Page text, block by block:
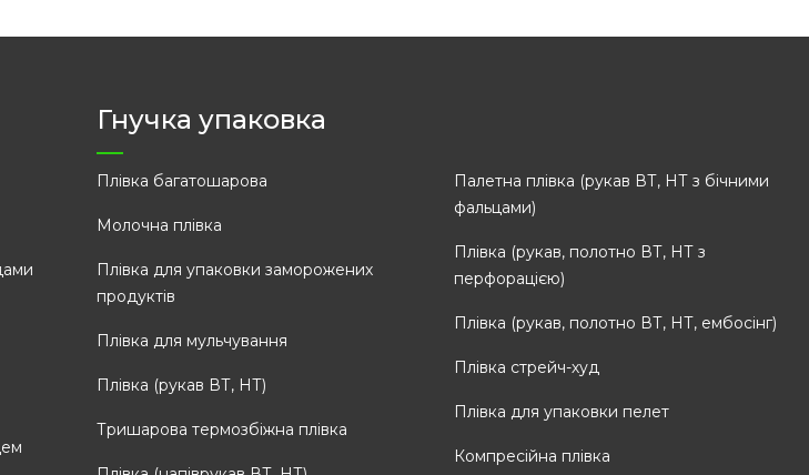
Гнучка упаковка
Плівка багатошарова
Молочна плівка
Плівка для упаковки заморожених
продуктів
Плівка для мульчування
Плівка (рукав ВТ, НТ)
Тришарова термозбіжна плівка
Палетна плівка (рукав ВТ, НТ з бічними
фальцами)
Плівка (рукав, полотно ВТ, НТ з
перфорацією)
Плівка (рукав, полотно ВТ, НТ, ембосінг)
Плівка стрейч-худ
Плівка для упаковки пелет
Компресійна плівка